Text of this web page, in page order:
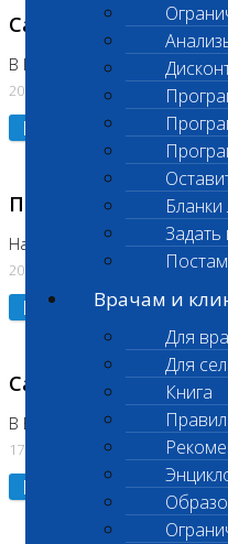
Задать
Врачам и
Для
Для
Книга
Санитарный день
В Коломне 20.07.2026
20.07.2026
Подробнее
Приостановлено
На Нагорной
20.07.2026
Подробнее
Санитарный день
В Бутово
17.07.2026
Подробнее